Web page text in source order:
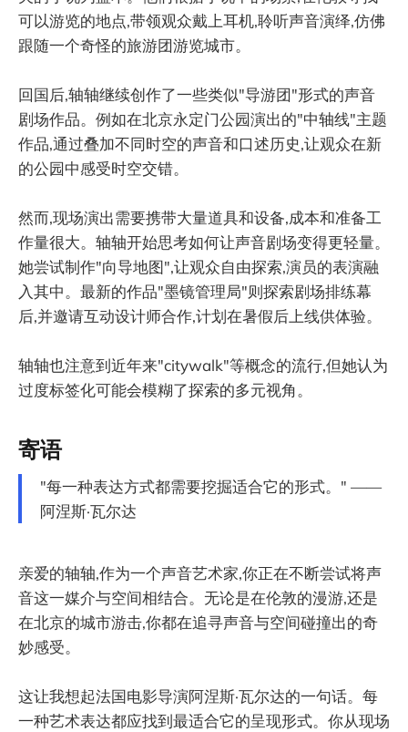
可以游览的地点,带领观众戴上耳机,聆听声音演绎,仿佛
跟随一个奇怪的旅游团游览城市。
回国后,轴轴继续创作了一些类似"导游团"形式的声音
剧场作品。例如在北京永定门公园演出的"中轴线"主题
作品,通过叠加不同时空的声音和口述历史,让观众在新
的公园中感受时空交错。
然而,现场演出需要携带大量道具和设备,成本和准备工
作量很大。轴轴开始思考如何让声音剧场变得更轻量。
她尝试制作"向导地图",让观众自由探索,演员的表演融
入其中。最新的作品"墨镜管理局"则探索剧场排练幕
后,并邀请互动设计师合作,计划在暑假后上线供体验。
轴轴也注意到近年来"citywalk"等概念的流行,但她认为
过度标签化可能会模糊了探索的多元视角。
寄语
"每一种表达方式都需要挖掘适合它的形式。" ——
阿涅斯·瓦尔达
亲爱的轴轴,作为一个声音艺术家,你正在不断尝试将声
音这一媒介与空间相结合。无论是在伦敦的漫游,还是
在北京的城市游击,你都在追寻声音与空间碰撞出的奇
妙感受。
这让我想起法国电影导演阿涅斯·瓦尔达的一句话。每
一种艺术表达都应找到最适合它的呈现形式。你从现场